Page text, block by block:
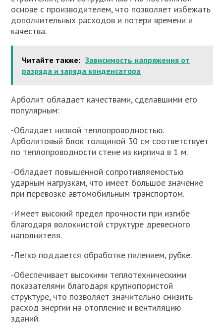
основе с производителем, что позволяет избежать
дополнительных расходов и потери времени и
качества.
Читайте также: Зависимость напряжения от
разряда и заряда конденсатора
Арболит обладает качествами, сделавшими его
популярным:
-Обладает низкой теплопроводностью.
Арболитовый блок толщиной 30 см соответствует
по теплопроводности стене из кирпича в 1 м.
-Обладает повышенной сопротивляемостью
ударным нагрузкам, что имеет большое значение
при перевозке автомобильным транспортом.
-Имеет высокий предел прочности при изгибе
благодаря волокнистой структуре древесного
наполнителя.
-Легко поддается обработке пилением, рубке.
-Обеспечивает высокими теплотехническими
показателями благодаря крупнопористой
структуре, что позволяет значительно снизить
расход энергии на отопление и вентиляцию
зданий.